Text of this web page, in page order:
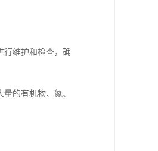
行维护和检查，确
的有机物、氮、